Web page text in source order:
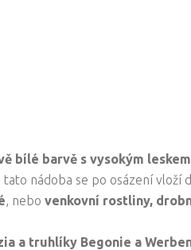
bílé barvě s vysokým
nádoba se po osázení vloží
, nebo venkovní rostliny,
a truhlíky Begonie a